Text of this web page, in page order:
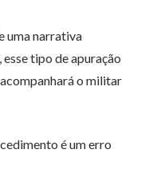
uma narrativa
tipo de apuração
o militar
é um erro